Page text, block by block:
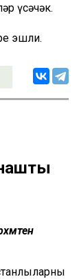
үсәчәк.
эшли.